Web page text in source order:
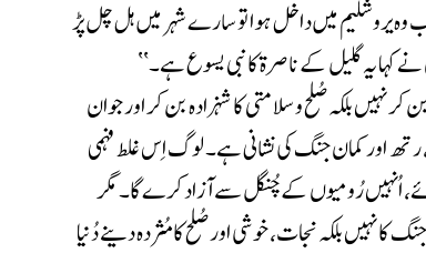
وہ یروشلیم میں داخل ہوا تو سارے شہر میں ہل چل پڑ
کہا یہ گلیل کے ناصرۃ کا نبی یسوع ہے۔‘‘
بن کر نہیں بلکہ صُلح و سلامتی کا شہزادہ بن کر اور جوان
رتھ اور کمان جنگ کی نشانی ہے۔ لوگ اِس غلط فہمی
اُنہیں رُومیوں کے چُنگل سے آزاد کرے گا۔ مگر
کا نہیں بلکہ نجات، خوشی اور صُلح کا مُثردہ دینے دُنیا